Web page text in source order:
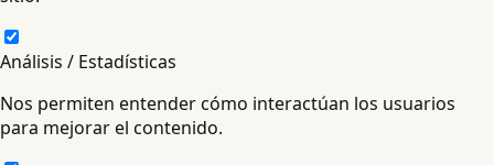
Análisis / Estadísticas
Nos permiten entender cómo interactúan los usuarios
para mejorar el contenido.